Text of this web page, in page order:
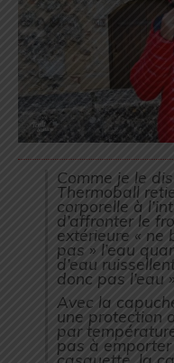
Comme je le
Thermoball
corporelle à
d’affronter le
extérieure « ne
pas » l’eau
d’eau
donc pas l’eau
Avec la
une protection
par
pas à